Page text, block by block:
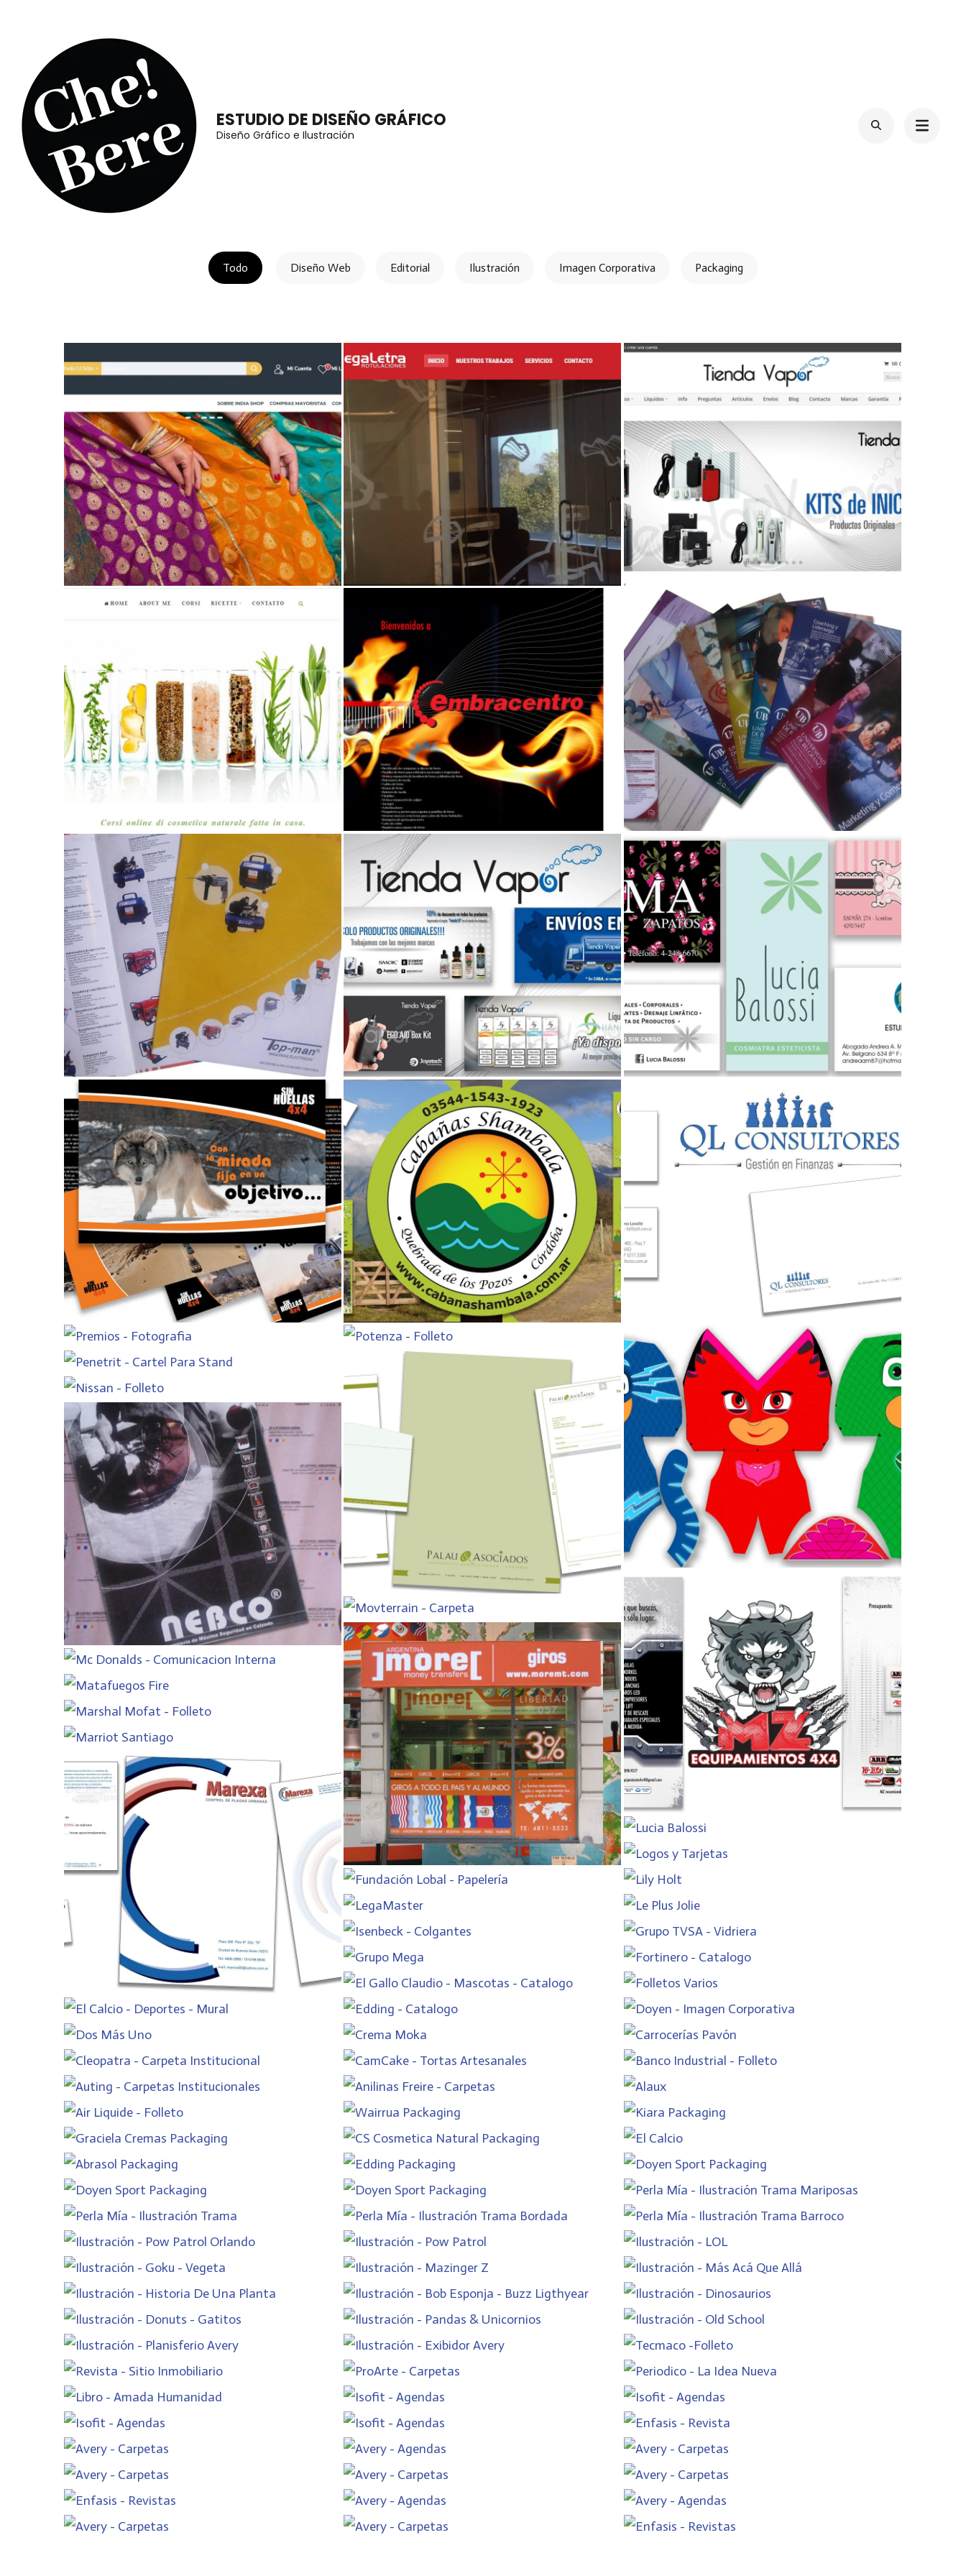
contenido
(presiona
tecla
Intro)
ESTUDIO DE DISEÑO GRÁFICO
Diseño Gráfico e Ilustración
Todo Diseño Web Editorial Ilustración Imagen Corporativa Packaging